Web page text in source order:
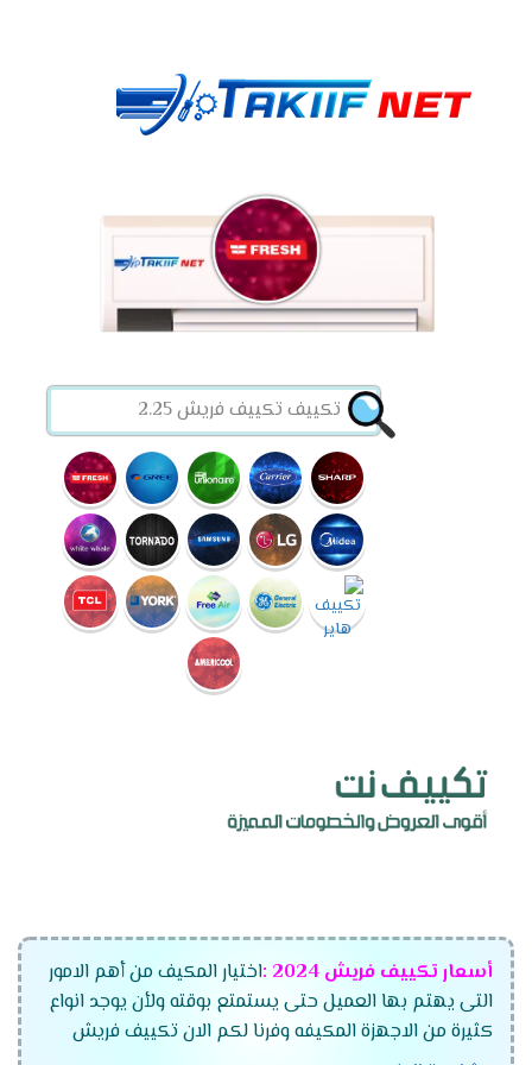
أسعار تكييف فريش 2024
:اختيار المكيف من أهم الامور
التى يهتم بها العميل حتى يستمتع بوقته ولأن يوجد انواع
كثيرة من الاجهزة المكيفه وفرنا لكم الان تكييف فريش